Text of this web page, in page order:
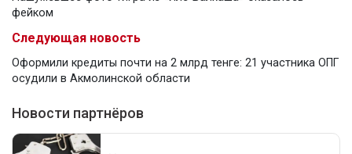
фейком
Следующая новость
Оформили кредиты почти на 2 млрд тенге: 21 участника ОПГ
осудили в Акмолинской области